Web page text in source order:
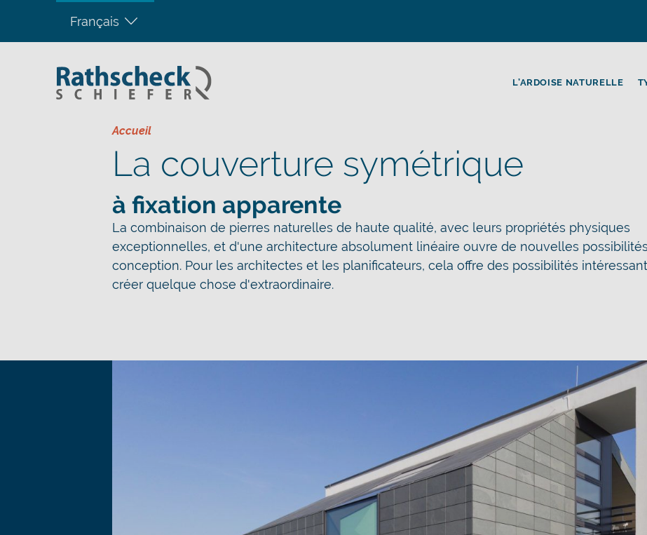
Français
L’ARDOISE NATURELLE
Accueil
La couverture symétrique
à fixation apparente
La combinaison de pierres naturelles de haute qualité, avec leurs propriétés physiques
exceptionnelles, et d'une architecture absolument linéaire ouvre de nouvelles
conception. Pour les architectes et les planificateurs, cela offre des possibilités
créer quelque chose d'extraordinaire.